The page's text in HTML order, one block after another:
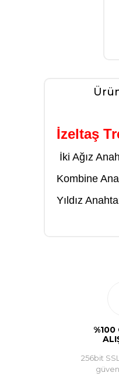
İzeltaş
İki Ağız
Kombine
Yıldız
%100
256bit